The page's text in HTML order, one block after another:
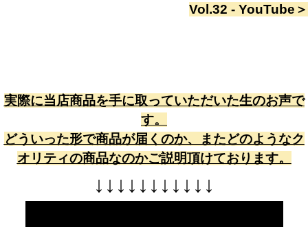
Vol.32 - YouTube ＞
実際に当店商品を手に取っていただいた生のお声で
す。
どういった形で商品が届くのか、またどのようなク
オリティの商品なのかご説明頂けております。
↓ ↓ ↓ ↓ ↓ ↓ ↓ ↓ ↓ ↓ ↓